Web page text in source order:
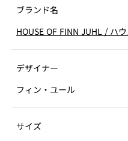
ブランド名
HOUSE OF FINN JUHL / ハ
デザイナー
フィン・ユール
サイズ